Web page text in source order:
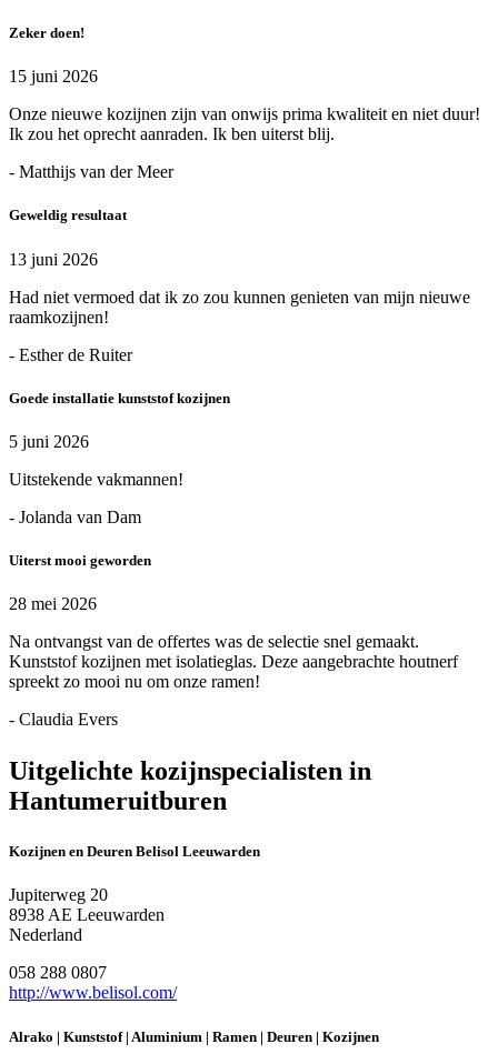
Zeker doen!
15 juni 2026
Onze nieuwe kozijnen zijn van onwijs prima kwaliteit en niet duur!
Ik zou het oprecht aanraden. Ik ben uiterst blij.
- Matthijs van der Meer
Geweldig resultaat
13 juni 2026
Had niet vermoed dat ik zo zou kunnen genieten van mijn nieuwe
raamkozijnen!
- Esther de Ruiter
Goede installatie kunststof kozijnen
5 juni 2026
Uitstekende vakmannen!
- Jolanda van Dam
Uiterst mooi geworden
28 mei 2026
Na ontvangst van de offertes was de selectie snel gemaakt.
Kunststof kozijnen met isolatieglas. Deze aangebrachte houtnerf
spreekt zo mooi nu om onze ramen!
- Claudia Evers
Uitgelichte kozijnspecialisten in
Hantumeruitburen
Kozijnen en Deuren Belisol Leeuwarden
Jupiterweg 20
8938 AE Leeuwarden
Nederland
058 288 0807
http://www.belisol.com/
Alrako | Kunststof | Aluminium | Ramen | Deuren | Kozijnen